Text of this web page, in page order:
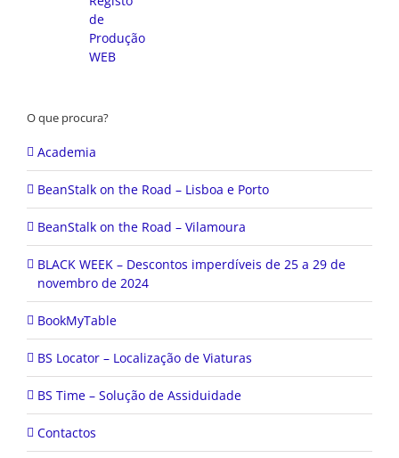
O que procura?
Academia
BeanStalk on the Road – Lisboa e Porto
BeanStalk on the Road – Vilamoura
BLACK WEEK – Descontos imperdíveis de 25 a 29 de
novembro de 2024
BookMyTable
BS Locator – Localização de Viaturas
BS Time – Solução de Assiduidade
Contactos